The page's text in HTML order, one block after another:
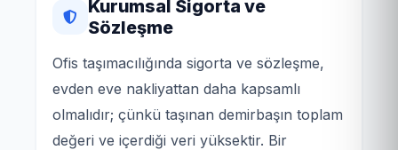
Kurumsal Sigorta ve
Sözleşme
Ofis taşımacılığında sigorta ve sözleşme,
evden eve nakliyattan daha kapsamlı
olmalıdır; çünkü taşınan demirbaşın toplam
değeri ve içerdiği veri yüksektir. Bir